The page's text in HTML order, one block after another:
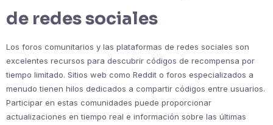
de redes sociales
Los foros comunitarios y las plataformas de redes sociales son
excelentes recursos para descubrir códigos de recompensa por
tiempo limitado. Sitios web como Reddit o foros especializados a
menudo tienen hilos dedicados a compartir códigos entre usuarios.
Participar en estas comunidades puede proporcionar
actualizaciones en tiempo real e información sobre las últimas